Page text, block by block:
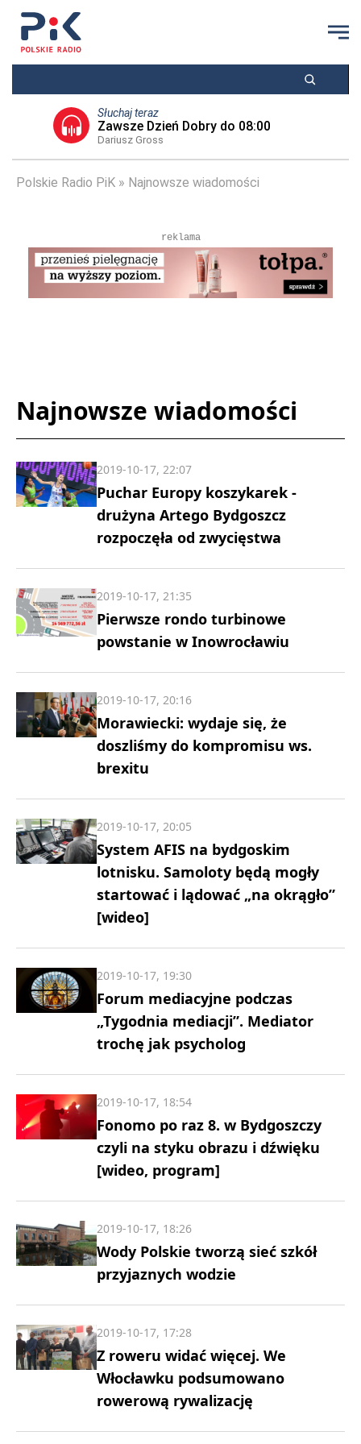
Słuchaj teraz
Zawsze Dzień Dobry do 08:00
Dariusz Gross
Polskie Radio PiK Najnowsze wiadomości
reklama
Najnowsze wiadomości
Puchar Europy koszykarek -
drużyna Artego Bydgoszcz
rozpoczęła od zwycięstwa
2019-10-17, 22:07
Pierwsze rondo turbinowe
powstanie w Inowrocławiu
2019-10-17, 21:35
Morawiecki: wydaje się, że
doszliśmy do kompromisu ws.
brexitu
2019-10-17, 20:16
System AFIS na bydgoskim
lotnisku. Samoloty będą mogły
startować i lądować „na okrągło”
[wideo]
2019-10-17, 20:05
Forum mediacyjne podczas
„Tygodnia mediacji”. Mediator
trochę jak psycholog
2019-10-17, 19:30
Fonomo po raz 8. w Bydgoszczy
czyli na styku obrazu i dźwięku
[wideo, program]
2019-10-17, 18:54
Wody Polskie tworzą sieć szkół
przyjaznych wodzie
2019-10-17, 18:26
Z roweru widać więcej. We
Włocławku podsumowano
rowerową rywalizację
2019-10-17, 17:28